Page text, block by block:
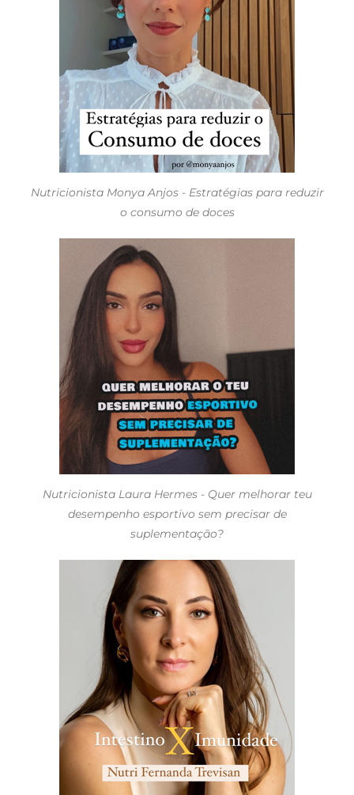
Nutricionista Monya Anjos - Estratégias para reduzir
o consumo de doces
Nutricionista Laura Hermes - Quer melhorar teu
desempenho esportivo sem precisar de
suplementação?